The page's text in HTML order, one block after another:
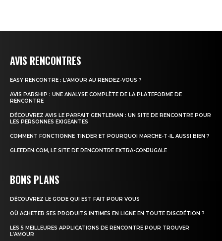
AVIS RENCONTRES
EASY RENCONTRE : L’AMOUR AU RENDEZ-VOUS ?
AVIS PARSHIP : UNE ANALYSE COMPLÈTE DE LA PLATEFORME DE
RENCONTRE
DÉCOUVREZ AVIS LE PARFAIT GENTLEMAN : UN SITE DE RENCONTRE POUR
LES PERSONNES EXIGEANTES
COMMENT FONCTIONNE TINDER ET POURQUOI MARCHE-T-IL AUSSI BIEN ?
GLEEDEN.COM, LE SITE DE RENCONTRE EXTRA-CONJUGALE
BONS PLANS
DÉCOUVREZ LE GODE QUI EST FAIT POUR VOUS
OÙ ACHETER SES PRODUITS INTIMES EN LIGNE EN TOUTE DISCRÉTION ?
LES 5 MEILLEURES APPLICATIONS DE RENCONTRE POUR TROUVER
L’AMOUR